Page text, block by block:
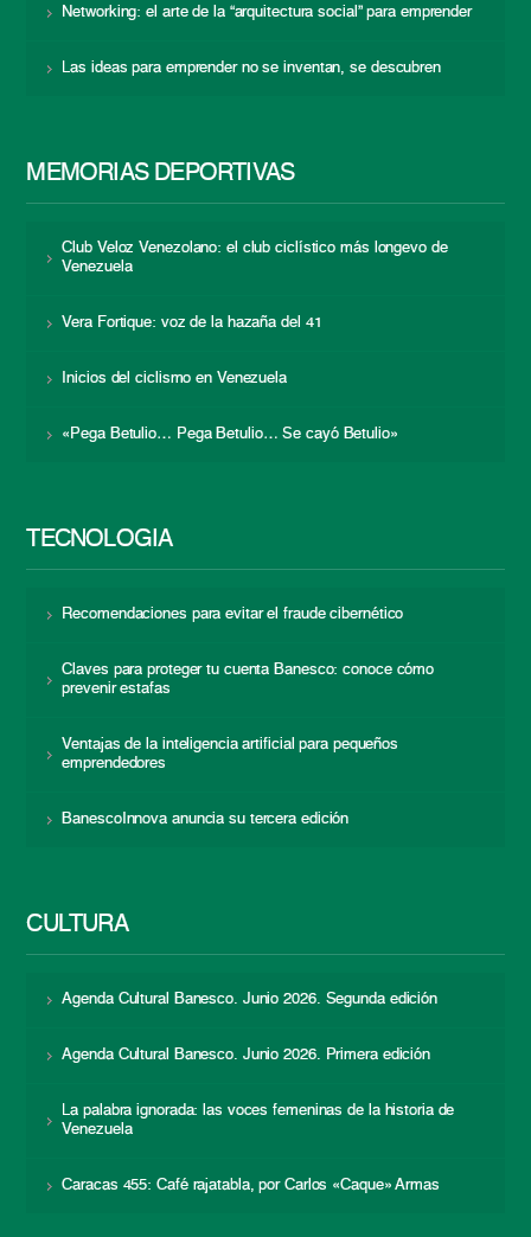
Networking: el arte de la “arquitectura social” para emprender
Las ideas para emprender no se inventan, se descubren
MEMORIAS DEPORTIVAS
Club Veloz Venezolano: el club ciclístico más longevo de
Venezuela
Vera Fortique: voz de la hazaña del 41
Inicios del ciclismo en Venezuela
«Pega Betulio… Pega Betulio… Se cayó Betulio»
TECNOLOGÍA
Recomendaciones para evitar el fraude cibernético
Claves para proteger tu cuenta Banesco: conoce cómo
prevenir estafas
Ventajas de la inteligencia artificial para pequeños
emprendedores
BanescoInnova anuncia su tercera edición
CULTURA
Agenda Cultural Banesco. Junio 2026. Segunda edición
Agenda Cultural Banesco. Junio 2026. Primera edición
La palabra ignorada: las voces femeninas de la historia de
Venezuela
Caracas 455: Café rajatabla, por Carlos «Caque» Armas